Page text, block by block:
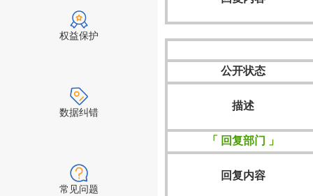
权益保护
数据纠错
常见问题
公开状态
描述
「 回复部门 」
回复内容